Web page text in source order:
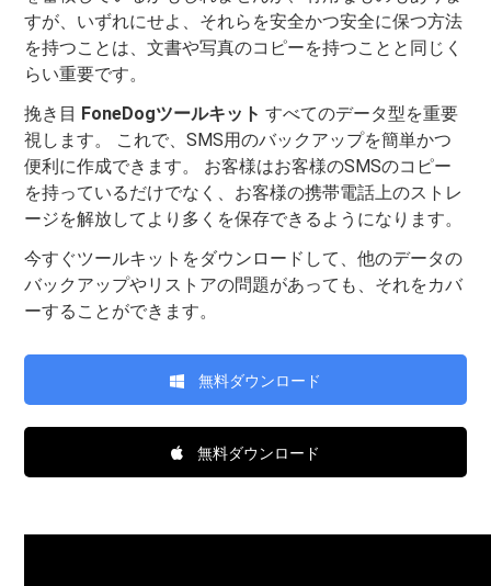
すが、いずれにせよ、それらを安全かつ安全に保つ方法
を持つことは、文書や写真のコピーを持つことと同じく
らい重要です。
挽き目 FoneDogツールキット すべてのデータ型を重要
視します。 これで、SMS用のバックアップを簡単かつ
便利に作成できます。 お客様はお客様のSMSのコピー
を持っているだけでなく、お客様の携帯電話上のストレ
ージを解放してより多くを保存できるようになります。
今すぐツールキットをダウンロードして、他のデータの
バックアップやリストアの問題があっても、それをカバ
ーすることができます。
無料ダウンロード
無料ダウンロード